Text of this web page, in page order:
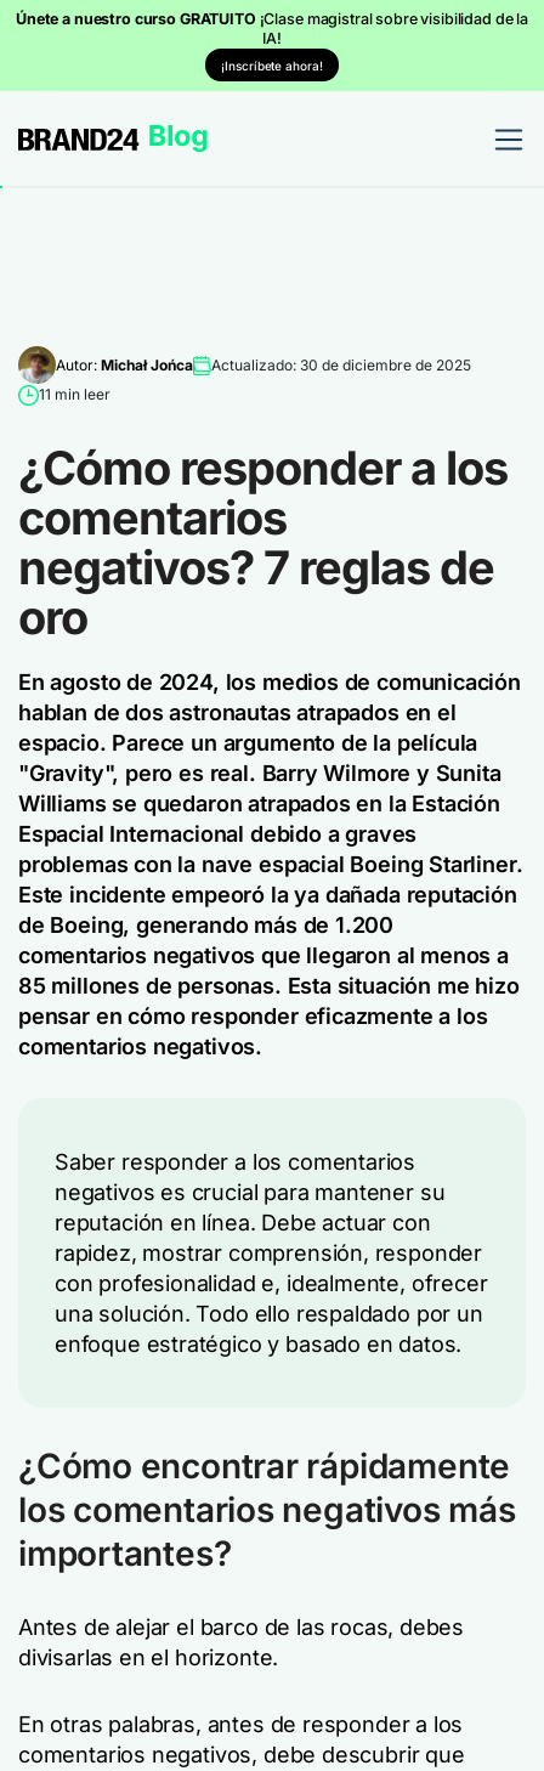
Únete a nuestro curso GRATUITO ¡Clase magistral sobre visibilidad de la
IA!
¡Inscríbete ahora!
Autor: Michał Jońca
Actualizado: 30 de diciembre de 2025
11 min leer
¿Cómo responder a los
comentarios
negativos? 7 reglas de
oro
En agosto de 2024, los medios de comunicación
hablan de dos astronautas atrapados en el
espacio. Parece un argumento de la película
"Gravity", pero es real. Barry Wilmore y Sunita
Williams se quedaron atrapados en la Estación
Espacial Internacional debido a graves
problemas con la nave espacial Boeing Starliner.
Este incidente empeoró la ya dañada reputación
de Boeing, generando más de 1.200
comentarios negativos que llegaron al menos a
85 millones de personas. Esta situación me hizo
pensar en cómo responder eficazmente a los
comentarios negativos.
Saber responder a los comentarios
negativos es crucial para mantener su
reputación en línea. Debe actuar con
rapidez, mostrar comprensión, responder
con profesionalidad e, idealmente, ofrecer
una solución. Todo ello respaldado por un
enfoque estratégico y basado en datos.
¿Cómo encontrar rápidamente
los comentarios negativos más
importantes?
Antes de alejar el barco de las rocas, debes
divisarlas en el horizonte.
En otras palabras, antes de responder a los
comentarios negativos, debe descubrir que